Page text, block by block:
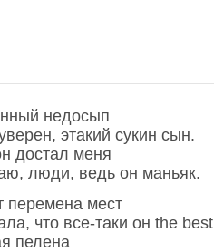
недосып
этакий сукин сын.
достал меня
люди, ведь он маньяк.
перемена мест
что все-таки он the best
пелена